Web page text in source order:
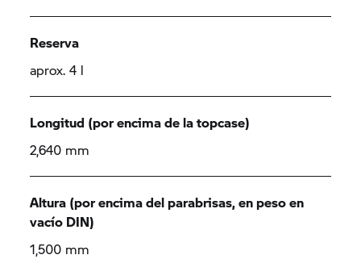
Reserva
aprox. 4 l
Longitud (por encima de la topcase)
2,640 mm
Altura (por encima del parabrisas, en peso en
vacío DIN)
1,500 mm